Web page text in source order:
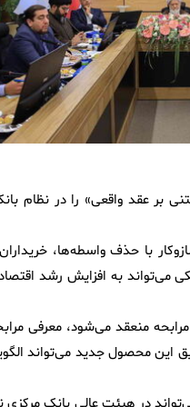
بر عقد واقعی» را در نظام
با حذف واسطه‌ها،
می‌تواند به افزایش رشد
منعقد می‌شود، معرفی
این محصول جدید می‌تواند